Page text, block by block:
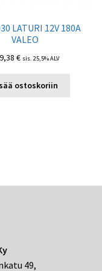
LATURI 12V 180A
VALEO
€ sis. 25,5% ALV
ostoskoriin
49,